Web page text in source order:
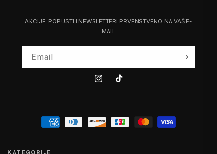
AKCIJE, POPUSTI I NEWSLETTERI PRVENSTVENO NA VAŠ E-
MAIL
Email
InstagramTiktok
KATEGORIJE